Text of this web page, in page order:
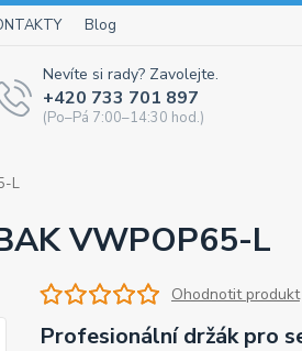
Blog
Nevíte si rady? Zavolejte.
+420 733 701 897
(Po–Pá 7:00–14:30 hod.)
L
VWPOP65-L
Ohodnotit produkt
Profesionální držák pro